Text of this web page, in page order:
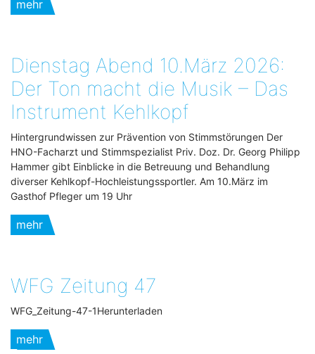
mehr
Dienstag Abend 10.März 2026:
Der Ton macht die Musik – Das
Instrument Kehlkopf
Hintergrundwissen zur Prävention von Stimmstörungen Der
HNO-Facharzt und Stimmspezialist Priv. Doz. Dr. Georg Philipp
Hammer gibt Einblicke in die Betreuung und Behandlung
diverser Kehlkopf-Hochleistungssportler. Am 10.März im
Gasthof Pfleger um 19 Uhr
mehr
WFG Zeitung 47
WFG_Zeitung-47-1Herunterladen
mehr